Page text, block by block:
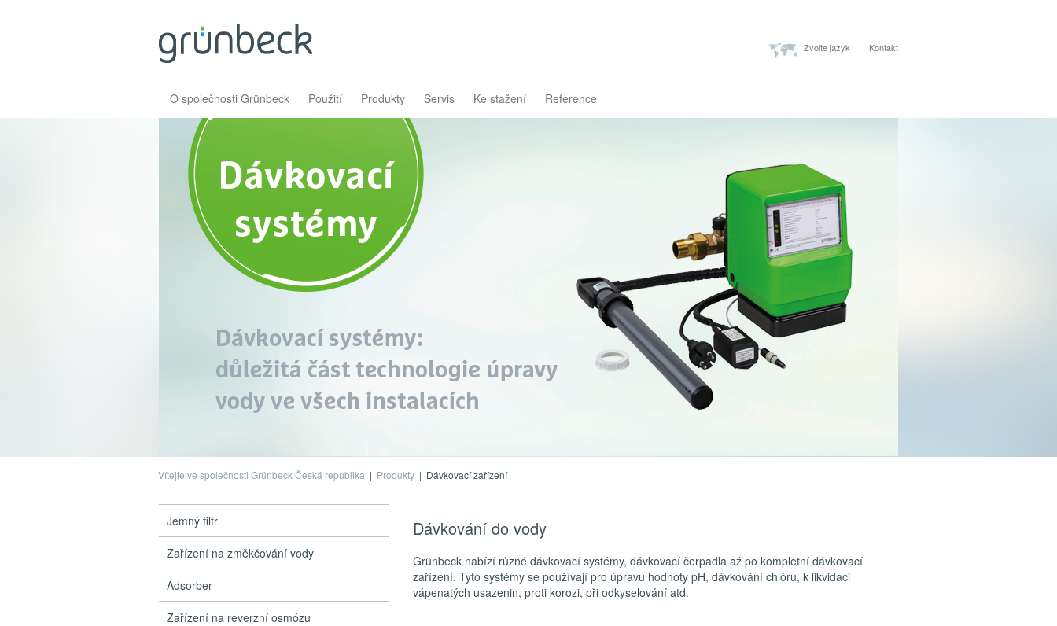
Zvolte jazyk Kontakt
O společnosti Grünbeck Použití Produkty Servis Ke stažení Reference
Vítejte ve společnosti Grünbeck Česká republika | Produkty | Dávkovací zařízení
Dávkování do vody
Grünbeck nabízí různé dávkovací systémy, dávkovací čerpadla až po kompletní dávkovací
zařízení. Tyto systémy se používají pro úpravu hodnoty pH, dávkování chlóru, k likvidaci
vápenatých usazenin, proti korozi, při odkyselování atd.
Jemný filtr
Zařízení na změkčování vody
Adsorber
Zařízení na reverzní osmózu